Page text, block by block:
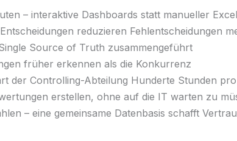
– interaktive Dashboards statt manueller
reduzieren Fehlentscheidungen
Source of Truth zusammengeführt
früher erkennen als die Konkurrenz
der Controlling-Abteilung Hunderte Stunden
erstellen, ohne auf die IT warten zu
– eine gemeinsame Datenbasis schafft